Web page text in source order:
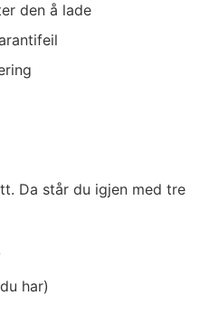
den å lade
Da står du igjen med tre
har)